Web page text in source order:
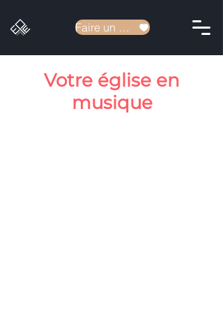
Faire un don
Votre église en
musique